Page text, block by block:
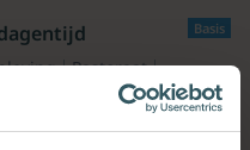
Basis
Pastoraat
Ouderlingenblad